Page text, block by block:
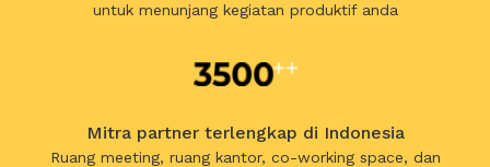
untuk menunjang kegiatan produktif anda
Mitra partner terlengkap di Indonesia
Ruang meeting, ruang kantor, co-working space, dan